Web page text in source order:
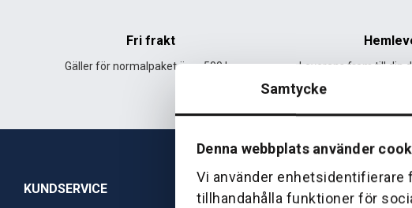
Samtycke
Denna webbplats använder
Vi använder enhetsidentifierare
tillhandahålla funktioner för
Fri frakt
Gäller för normalpaket över 500 kr. Leverans fram till din
KUNDSERVICE